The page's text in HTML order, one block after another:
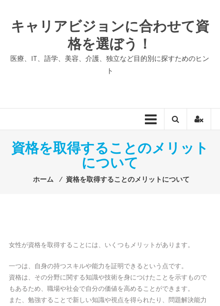
プ
キャリアビジョンに合わせて資
格を選ぼう！
医療、IT、語学、美容、介護、独立など目的別に探すためのヒン
ト
資格を取得することのメリット
について
ホーム ⁄ 資格を取得することのメリットについて
女性が資格を取得することには、いくつもメリットがあります。
一つは、自身の持つスキルや能力を証明できるという点です。
資格は、その分野に関する知識や技術を身につけたことを示すもので
もあるため、職場や社会で自分の価値を高めることができます。
また、勉強することで新しい知識や視点を得られたり、問題解決能力